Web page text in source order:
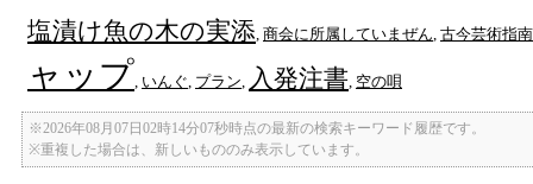
塩漬け魚の木の実添 商会に所属していまぜん 古今芸術指
ャップ いんぐ プラン 入発注書 空の唄
※2026年08月07日02時14分07秒時点の最新の検索キーワード履歴です。
※重複した場合は、新しいもののみ表示しています。